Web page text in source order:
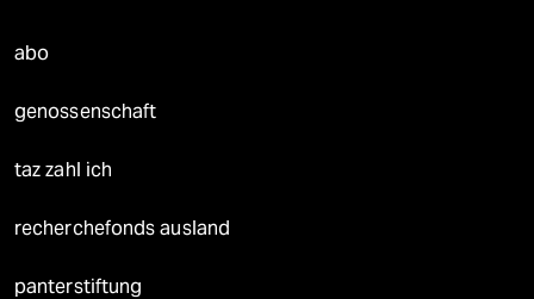
abo
genossenschaft
taz zahl ich
recherchefonds ausland
panterstiftung